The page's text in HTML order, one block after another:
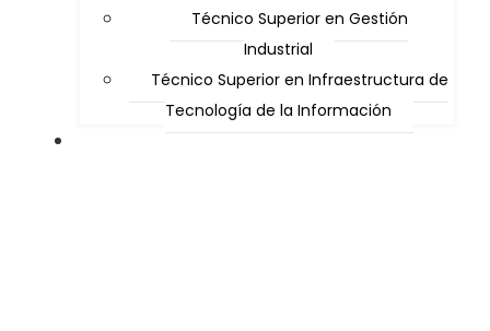
Técnico Superior en Gestión
Industrial
Técnico Superior en Infraestructura de
Tecnología de la Información
Alumnos